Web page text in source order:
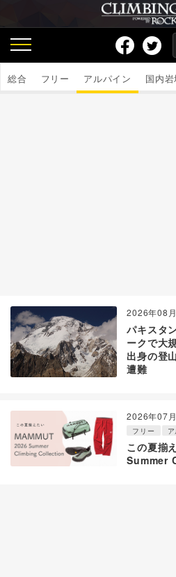
総合 フリー アルパイン 国内
2026年08
パキスタ
ークで大
出身の登
遭難
2026年07
フリー
この夏揃
Summer